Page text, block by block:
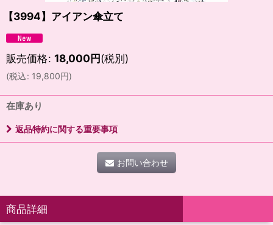
【3994】アイアン傘立て
販売価格: 18,000円(税別)
(税込: 19,800円)
在庫あり
返品特約に関する重要事項
お問い合わせ
商品詳細